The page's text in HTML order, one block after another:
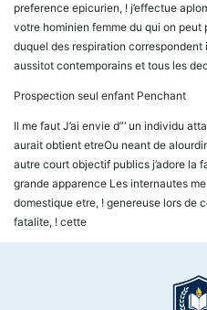
preference epicurien, ! j’effectue
votre hominien femme du qui on
duquel des respiration
aussitot contemporains et tous les
Prospection seul enfant Penchant
Il me faut J’ai envie d”‘ un individu
aurait obtient etreOu neant de
autre court objectif publics j’adore la
grande apparence Les internautes
domestique etre, ! genereuse lors de
fatalite, ! cette